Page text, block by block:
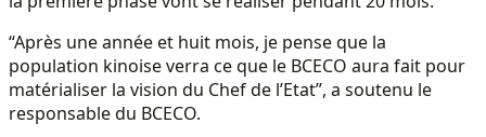
“Après une année et huit mois, je pense que la
population kinoise verra ce que le BCECO aura fait pour
matérialiser la vision du Chef de l’Etat”, a soutenu le
responsable du BCECO.